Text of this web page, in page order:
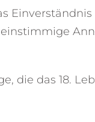
die das 18.